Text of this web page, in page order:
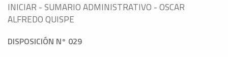
INICIAR - SUMARIO ADMINISTRATIVO - OSCAR
ALFREDO QUISPE
DISPOSICIÓN N° 029